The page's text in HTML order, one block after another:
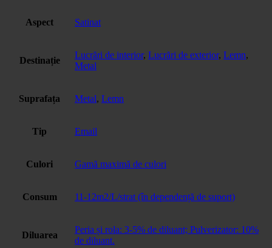
Aspect Satinat
Destinație
Lucrări de interior, Lucrări de exterior, Lemn,
Metal
Suprafața Metal, Lemn
Tip Email
Culori Gamă maximă de culori
Consum 11-12m2/L/strat (în dependență de suport)
Diluarea
Peria și rola: 3-5% de diluant; Pulverizator: 10%
de diluant.